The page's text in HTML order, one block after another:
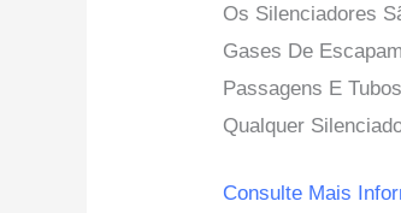
Os Silenciadores
Gases De
Passagens E
Qualquer
Sobre
Silenciadores
De
Silenciador:
De
Consulte Mais